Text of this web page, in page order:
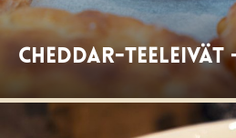
Cheddar-teeleivät